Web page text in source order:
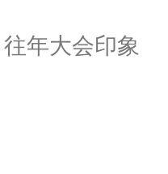
往年大会印象